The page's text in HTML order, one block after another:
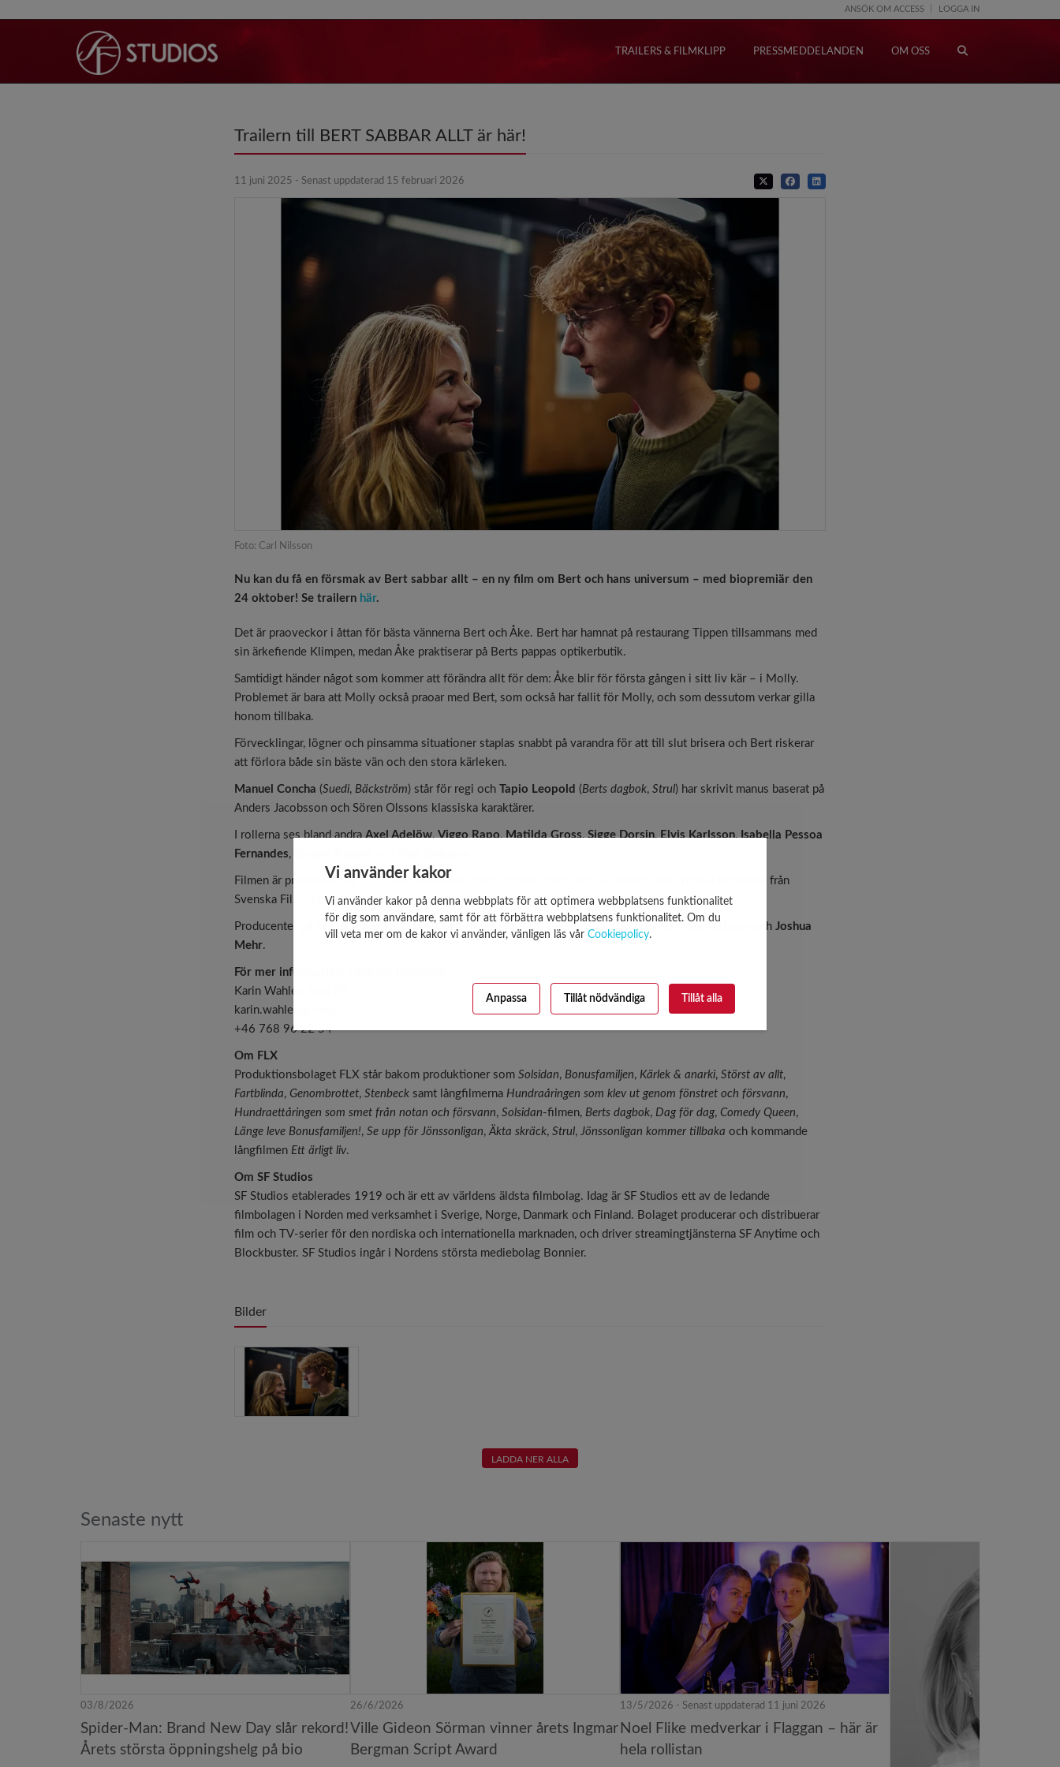
Vi använder kakor
Vi använder kakor på denna webbplats för att optimera webbplatsens funktionalitet
för dig som användare, samt för att förbättra webbplatsens funktionalitet. Om du
vill veta mer om de kakor vi använder, vänligen läs vår Cookiepolicy.
Anpassa Tillåt nödvändiga Tillåt alla
ANSÖK OM ACCESS LOGGA IN
TRAILERS & FILMKLIPP PRESSMEDDELANDEN OM OSS
Trailern till BERT SABBAR ALLT är här!
11 juni 2025 - Senast uppdaterad 15 februari 2026
Foto: Carl Nilsson
Nu kan du få en försmak av Bert sabbar allt – en ny film om Bert och hans universum – med biopremiär den
24 oktober! Se trailern här.
Det är praoveckor i åttan för bästa vännerna Bert och Åke. Bert har hamnat på restaurang Tippen tillsammans med
sin ärkefiende Klimpen, medan Åke praktiserar på Berts pappas optikerbutik.
Samtidigt händer något som kommer att förändra allt för dem: Åke blir för första gången i sitt liv kär – i Molly.
Problemet är bara att Molly också praoar med Bert, som också har fallit för Molly, och som dessutom verkar gilla
honom tillbaka.
Förvecklingar, lögner och pinsamma situationer staplas snabbt på varandra för att till slut brisera och Bert riskerar
att förlora både sin bäste vän och den stora kärleken.
Manuel Concha (Suedi, Bäckström) står för regi och Tapio Leopold (Berts dagbok, Strul) har skrivit manus baserat på
Anders Jacobsson och Sören Olssons klassiska karaktärer.
I rollerna ses bland andra Axel Adelöw, Viggo Rapo, Matilda Gross, Sigge Dorsin, Elvis Karlsson, Isabella Pessoa
Fernandes,
Filmen är producerad av FLX i samproduktion med Filmpool Nord och SF Studios, med produktionsstöd från
Svenska Filminstitutet och finansiering från Tillväxtverket.
Producenter på FLX ärRebecka Lafrenz , exekutiva producenter är och Joshua
Mehr.
För mer information, vänligen kontakta:
Karin Wahlén, Kult PR
karin.wahlen@kultpr.se
+46 768 96 22 54
Om FLX
Produktionsbolaget FLX står bakom produktioner som Solsidan, Bonusfamiljen, Kärlek & anarki, Störst av allt,
Fartblinda, Genombrottet, Stenbeck samt långfilmerna Hundraåringen som klev ut genom fönstret och försvann,
Hundraettåringen som smet från notan och försvann, Solsidan-filmen, Berts dagbok, Dag för dag, Comedy Queen,
Länge leve Bonusfamiljen!, Se upp för Jönssonligan, Äkta skräck, Strul, Jönssonligan kommer tillbaka och kommande
långfilmen Ett ärligt liv.
Om SF Studios
SF Studios etablerades 1919 och är ett av världens äldsta filmbolag. Idag är SF Studios ett av de ledande
filmbolagen i Norden med verksamhet i Sverige, Norge, Danmark och Finland. Bolaget producerar och distribuerar
film och TV-serier för den nordiska och internationella marknaden, och driver streamingtjänsterna SF Anytime och
Blockbuster. SF Studios ingår i Nordens största mediebolag Bonnier.
Bilder
LADDA NER ALLA
Senaste nytt
03/8/2026
Spider-Man: Brand New Day slår rekord!
Årets största öppningshelg på bio
26/6/2026
Ville Gideon Sörman vinner årets Ingmar
Bergman Script Award
13/5/2026 - Senast uppdaterad 11 juni 2026
Noel Flike medverkar i Flaggan – här är
hela rollistan